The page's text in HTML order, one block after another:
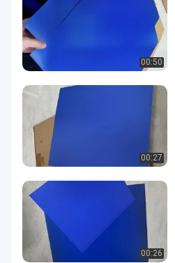
00:50
00:27
00:26